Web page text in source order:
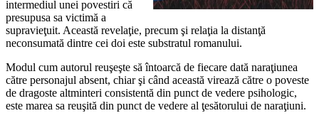
intermediul unei povestiri că
presupusa sa victimă a
supravieţuit. Această revelaţie, precum şi relaţia la distanţă
neconsumată dintre cei doi este substratul romanului.
Modul cum autorul reuşeşte să întoarcă de fiecare dată naraţiunea
către personajul absent, chiar şi când această virează către o poveste
de dragoste altminteri consistentă din punct de vedere psihologic,
este marea sa reuşită din punct de vedere al ţesătorului de naraţiuni.